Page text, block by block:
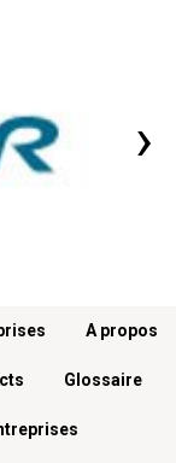
›
A propos
Glossaire